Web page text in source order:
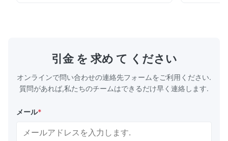
引金 を 求め て ください
オンラインで問い合わせの連絡先フォームをご利用ください.
質問があれば,私たちのチームはできるだけ早く連絡します.
メール*